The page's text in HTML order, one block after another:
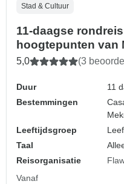
Stad & Cultuur
11-daagse
hoogtepunten van
5,0 (3
Duur
11
Bestemmingen
Leeftijdsgroep
Taal
Reisorganisatie
Vanaf